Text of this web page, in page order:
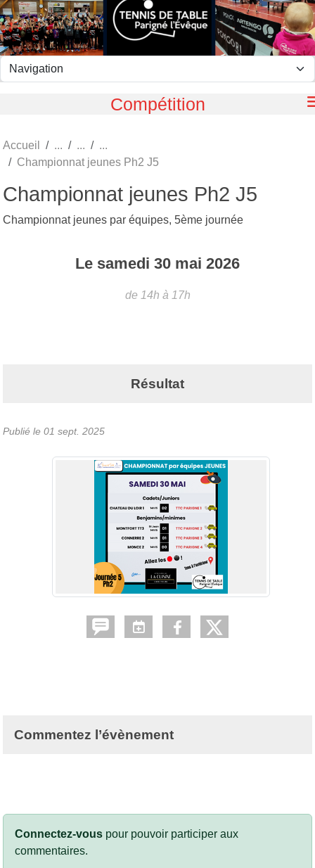
Compétition
Accueil
Championnat jeunes Ph2 J5
Championnat jeunes Ph2 J5
Championnat jeunes par équipes, 5ème journée
Le samedi 30 mai 2026
de 14h à 17h
Résultat
Publié le 01 sept. 2025
Commentez l’évènement
Connectez-vous pour pouvoir participer aux
commentaires.
Panneau de gestion des cookies